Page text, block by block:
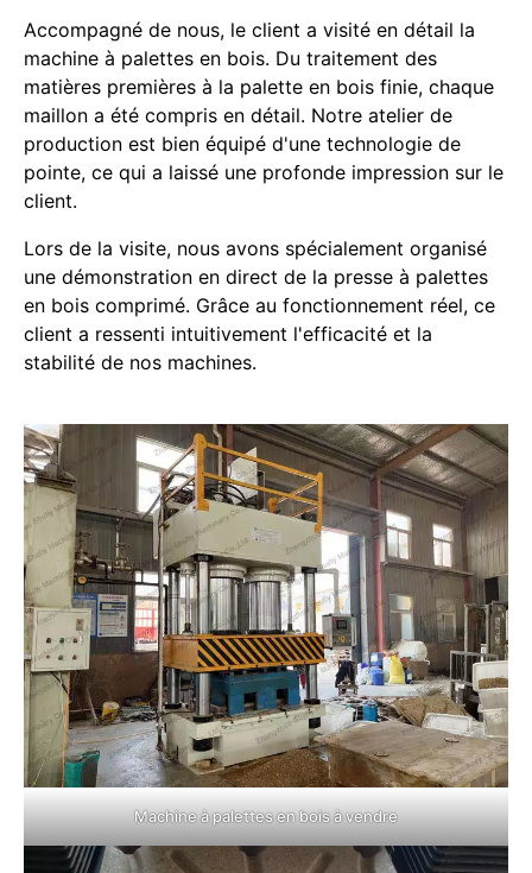
Accompagné de nous, le client a visité en détail la
machine à palettes en bois. Du traitement des
matières premières à la palette en bois finie, chaque
maillon a été compris en détail. Notre atelier de
production est bien équipé d'une technologie de
pointe, ce qui a laissé une profonde impression sur le
client.
Lors de la visite, nous avons spécialement organisé
une démonstration en direct de la presse à palettes
en bois comprimé. Grâce au fonctionnement réel, ce
client a ressenti intuitivement l'efficacité et la
stabilité de nos machines.
Machine à palettes en bois à vendre